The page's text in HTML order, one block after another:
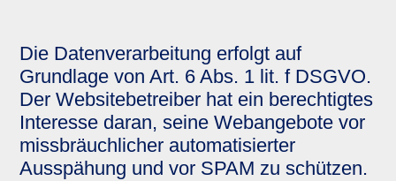
Die Datenverarbeitung erfolgt auf
Grundlage von Art. 6 Abs. 1 lit. f DSGVO.
Der Websitebetreiber hat ein berechtigtes
Interesse daran, seine Webangebote vor
missbräuchlicher automatisierter
Ausspähung und vor SPAM zu schützen.